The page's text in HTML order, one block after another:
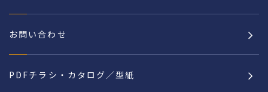
お問い合わせ
PDFチラシ・カタログ／型紙